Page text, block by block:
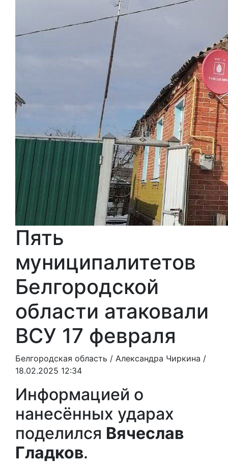
Пять
муниципалитетов
Белгородской
области атаковали
ВСУ 17 февраля
Белгородская область / Александра Чиркина /
18.02.2025 12:34
Информацией о
нанесённых ударах
поделился Вячеслав
Гладков.